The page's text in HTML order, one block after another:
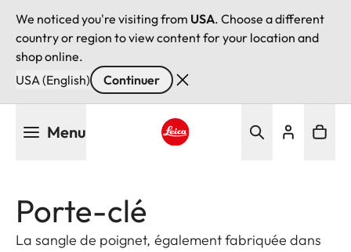
We noticed you're visiting from USA. Choose a different
country or region to view content for your location and
shop online.
USA (English)
Continuer
Menu
Porte-clé
La sangle de poignet, également fabriquée dans